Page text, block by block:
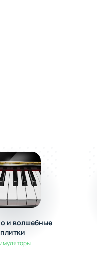
и волшебные
плитки